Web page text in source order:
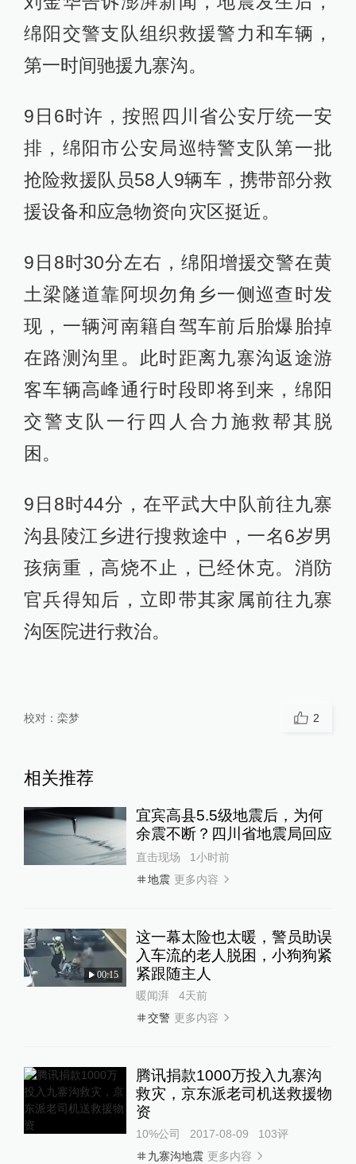
绵阳交警支队组织救援警力和车辆，
第一时间驰援九寨沟。
9日6时许，按照四川省公安厅统一安
排，绵阳市公安局巡特警支队第一批
抢险救援队员58人9辆车，携带部分救
援设备和应急物资向灾区挺近。
9日8时30分左右，绵阳增援交警在黄
土梁隧道靠阿坝勿角乡一侧巡查时发
现，一辆河南籍自驾车前后胎爆胎掉
在路测沟里。此时距离九寨沟返途游
客车辆高峰通行时段即将到来，绵阳
交警支队一行四人合力施救帮其脱
困。
9日8时44分，在平武大中队前往九寨
沟县陵江乡进行搜救途中，一名6岁男
孩病重，高烧不止，已经休克。消防
官兵得知后，立即带其家属前往九寨
沟医院进行救治。
校对： 栾梦 2
相关推荐
宜宾高县5.5级地震后，为何
余震不断？四川省地震局回应
直击现场
1小时前
地震 更多内容
00:15
这一幕太险也太暖，警员助误
入车流的老人脱困，小狗狗紧
紧跟随主人
暖闻湃
4天前
交警 更多内容
腾讯捐款1000万投入九寨沟
救灾，京东派老司机送救援物
资
10%公司 2017-08-09 103评
九寨沟地震 更多内容